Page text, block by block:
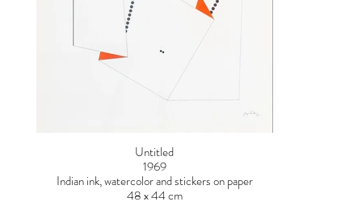
Untitled
1969
Indian ink, watercolor and stickers on paper
48 x 44 cm